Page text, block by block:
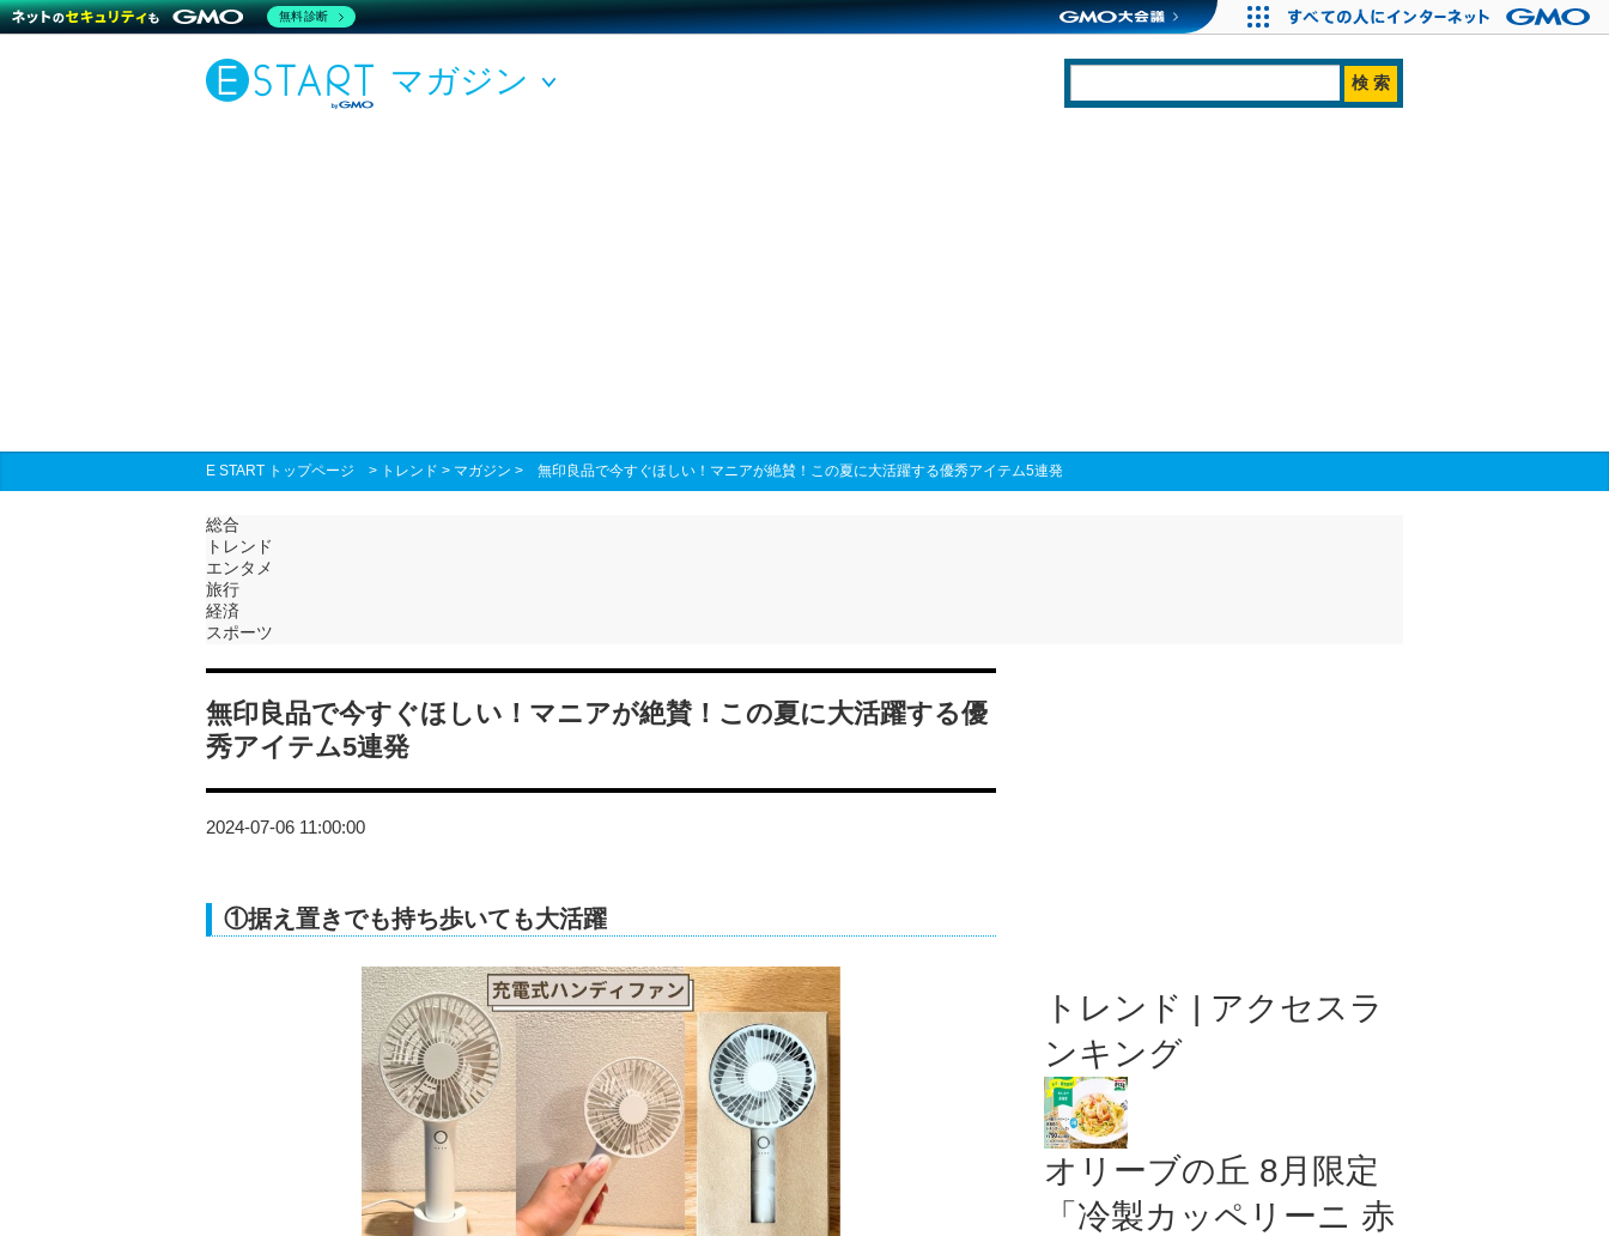
マガジン
E START トップページ > トレンド > マガジン > 無印良品で今すぐほしい！マニアが絶賛！この夏に大活躍する優秀アイテム5連発
総合
トレンド
エンタメ
旅行
経済
スポーツ
無印良品で今すぐほしい！マニアが絶賛！この夏に大活躍する優
秀アイテム5連発
2024-07-06 11:00:00
①据え置きでも持ち歩いても大活躍
トレンド | アクセスラ
ンキング
オリーブの丘 8月限定
「冷製カッペリーニ 赤
無料診断